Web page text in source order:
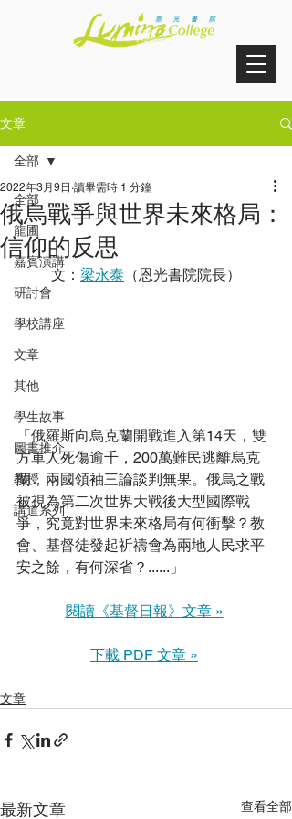
文章
全部
龍圃
嘉賓演講
研討會
學校講座
文章
其他
學生故事
圖書推介
教授
講道系列
全部
俄烏戰爭與世界未來格局：
信仰的反思
2022年3月9日 讀畢需時 1 分鐘
文： 梁永泰 （恩光書院院長）
「俄羅斯向烏克蘭開戰進入第14天，雙
方軍人死傷逾千，200萬難民逃離烏克
蘭，兩國領袖三論談判無果。俄烏之戰
被視為第二次世界大戰後大型國際戰
爭，究竟對世界未來格局有何衝擊？教
會、基督徒發起祈禱會為兩地人民求平
安之餘，有何深省？......」
閱讀《基督日報》文章 »
下載 PDF 文章 »
文章
最新文章 查看全部